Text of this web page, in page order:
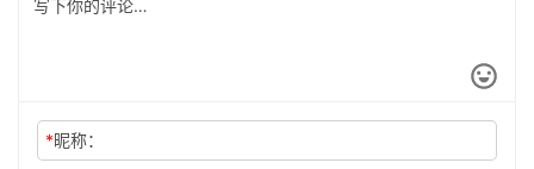
*昵称：